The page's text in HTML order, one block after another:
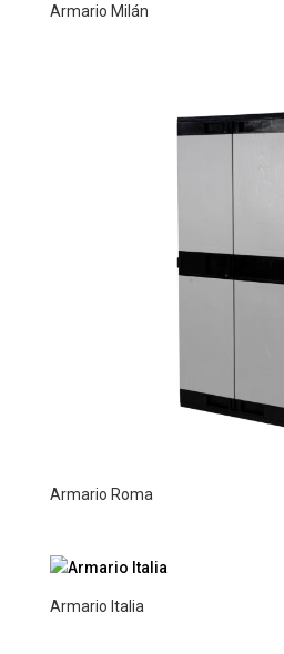
Armario Milán
Armario Roma
Armario Italia